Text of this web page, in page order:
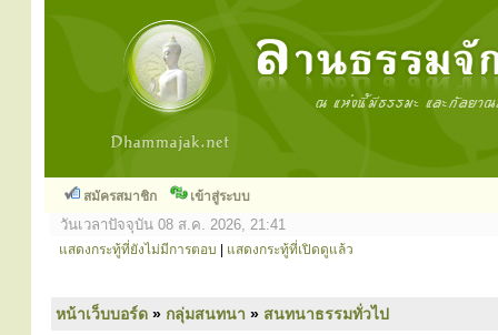
สมัครสมาชิก เข้าสู่ระบบ
วันเวลาปัจจุบัน 08 ส.ค. 2026, 21:41
แสดงกระทู้ที่ยังไม่มีการตอบ แสดงกระทู้ที่เปิดดูแล้ว
หน้าเว็บบอร์ด » กลุ่มสนทนา » สนทนาธรรมทั่วไป